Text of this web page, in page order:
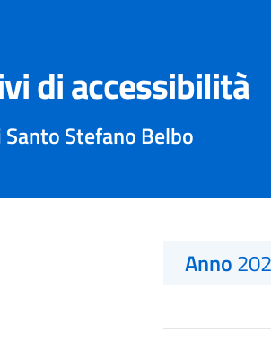
di accessibilità
Santo Stefano Belbo
Anno